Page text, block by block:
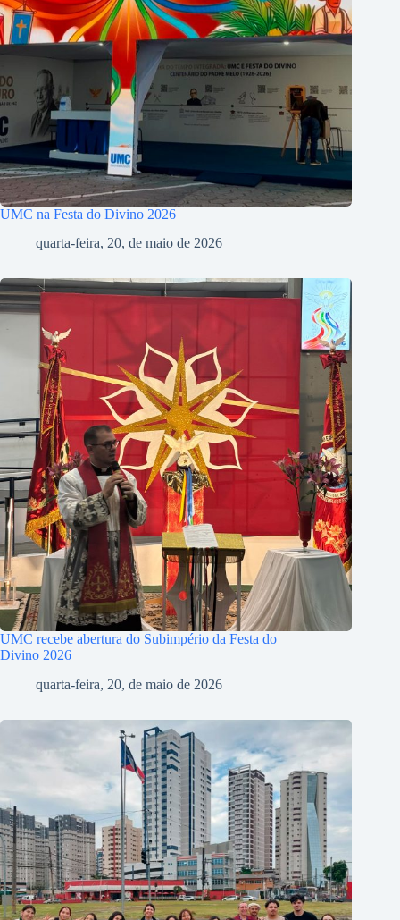
UMC na Festa do Divino 2026
quarta-feira, 20, de maio de 2026
UMC recebe abertura do Subimpério da Festa do
Divino 2026
quarta-feira, 20, de maio de 2026